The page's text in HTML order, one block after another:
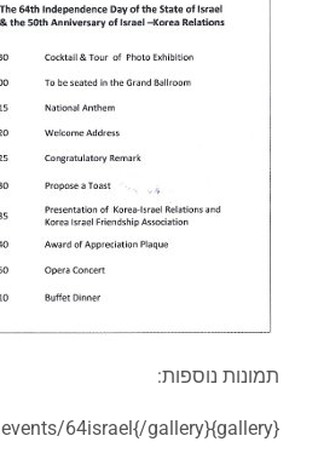
תמונות נוספות:
{gallery}events/64israel{/gallery}